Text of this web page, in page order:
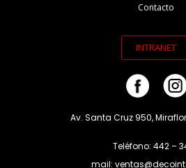
Contacto
INTRANET
Av. Santa Cruz 950,
Teléfono: 442 –
mail: